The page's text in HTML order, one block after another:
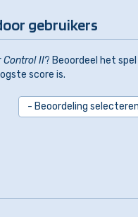
gebruikers
Control II? Beoordeel het
score is.